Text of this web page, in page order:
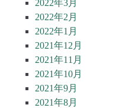
2022年3月
2022年2月
2022年1月
2021年12月
2021年11月
2021年10月
2021年9月
2021年8月